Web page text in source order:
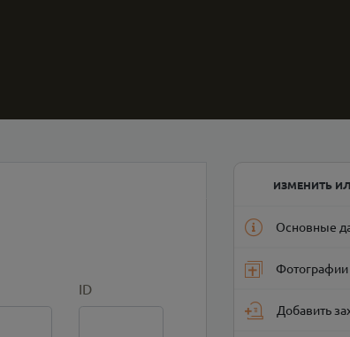
ID
ИЗМЕНИТЬ
Основные
Фотографии
Добавить